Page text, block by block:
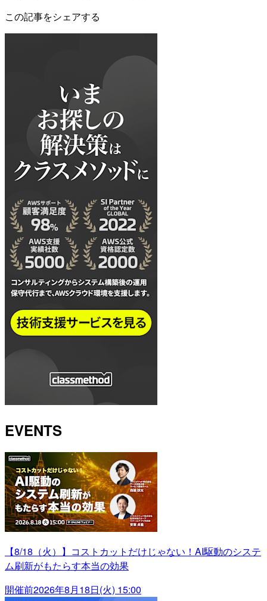
この記事をシェアする
EVENTS
【8/18（火）】コストカットだけじゃない！AI駆動のシステ
ム刷新がもたらす本当の効果
開催前2026年8月18日(火) 15:00